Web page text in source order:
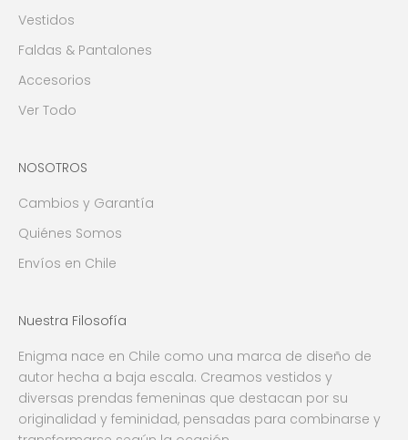
Vestidos
Faldas & Pantalones
Accesorios
Ver Todo
NOSOTROS
Cambios y Garantía
Quiénes Somos
Envíos en Chile
Nuestra Filosofía
Enigma nace en Chile como una marca de diseño de
autor hecha a baja escala. Creamos vestidos y
diversas prendas femeninas que destacan por su
originalidad y feminidad, pensadas para combinarse y